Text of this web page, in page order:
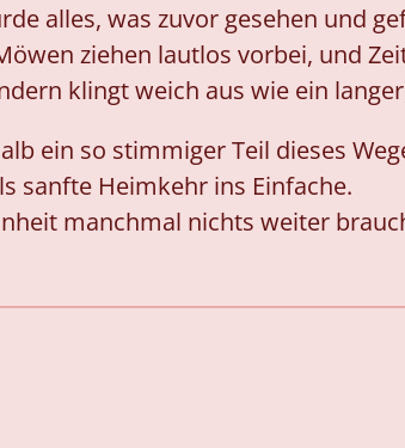
alles, was zuvor gesehen und
ziehen lautlos vorbei, und
klingt weich aus wie ein
ein so stimmiger Teil dieses
sanfte Heimkehr ins Einfache.
manchmal nichts weiter